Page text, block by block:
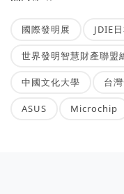
國際發明展 JDIE
世界發明智慧財產聯盟
中國文化大學 台
ASUS Microchip